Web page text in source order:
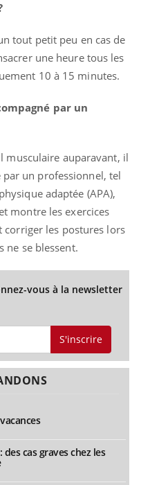
tout petit peu en cas de
une heure tous les
10 à 15 minutes.
par un
musculaire auparavant, il
un professionnel, tel
adaptée (APA),
montre les exercices
corriger les postures lors
ne se blessent.
vous à la newsletter
S'inscrire
cas graves chez les